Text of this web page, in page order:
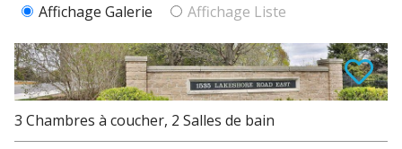
Affichage Galerie Affichage Liste
3 Chambres à coucher, 2 Salles de bain